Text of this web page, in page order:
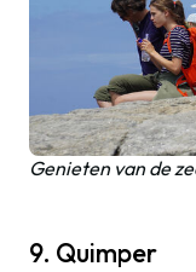
Genieten van de
9. Quimper